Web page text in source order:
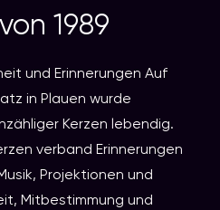
1989
und Erinnerungen Auf
in Plauen wurde
Kerzen lebendig.
verband Erinnerungen
Projektionen und
Mitbestimmung und